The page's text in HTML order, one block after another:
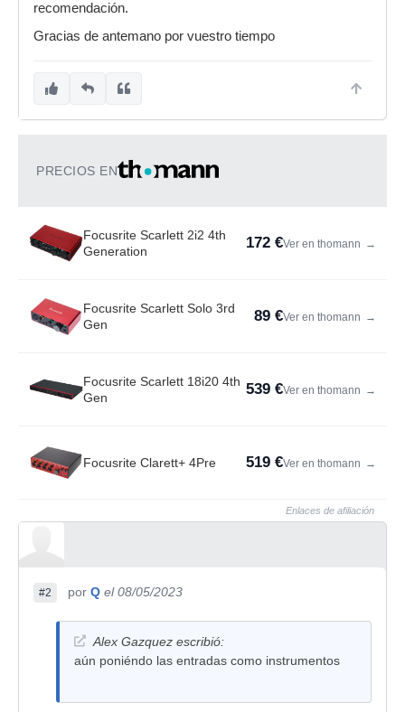
recomendación.
Gracias de antemano por vuestro tiempo
PRECIOS EN
Focusrite Scarlett 2i2 4th
Generation
172 €Ver en thomann →
Focusrite Scarlett Solo 3rd
Gen
89 €Ver en thomann →
Focusrite Scarlett 18i20 4th
Gen
539 €Ver en thomann →
Focusrite Clarett+ 4Pre 519 €Ver en thomann →
Enlaces de afiliación
#2 por Q el 08/05/2023
Alex Gazquez escribió:
aún poniéndo las entradas como instrumentos